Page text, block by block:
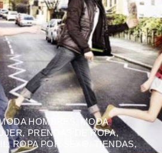
HOMBRES
MODA
,PRENDAS DE ROPA,
,ROPA POR SEXO TIENDAS,